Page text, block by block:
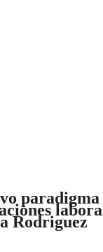
paradigma
Rodriguez